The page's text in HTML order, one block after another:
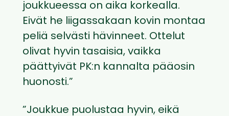
joukkueessa on aika korkealla.
Eivät he liigassakaan kovin montaa
peliä selvästi hävinneet. Ottelut
olivat hyvin tasaisia, vaikka
päättyivät PK:n kannalta pääosin
huonosti.”
”Joukkue puolustaa hyvin, eikä